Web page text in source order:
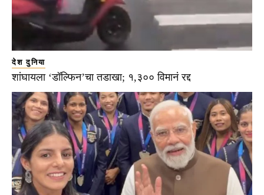
देश दुनिया
शांघायला ‘डॉल्फिन’चा तडाखा; १,३०० विमानं रद्द